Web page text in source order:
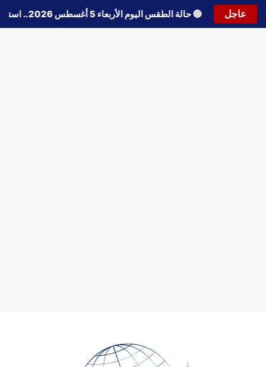
عاجل 🔵حالة الطقس اليوم الأربعاء 5 أغسطس 2026.. استمرار انخفاض الحرارة وتحذيرات من الشبورة واضطراب الملاحة